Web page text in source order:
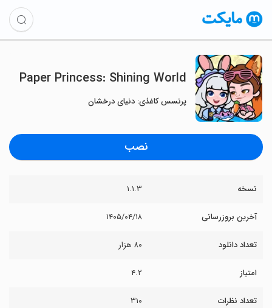
Paper Princess: Shining World
پرنسس کاغذی: دنیای درخشان
نصب
نسخه ۱.۱.۳
آخرین بروزرسانی ۱۴۰۵/۰۴/۱۸
تعداد دانلود ۸۰ هزار
امتیاز ۴.۲
تعداد نظرات ۳۱۰